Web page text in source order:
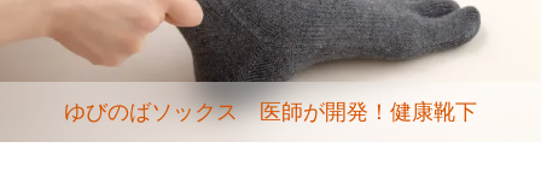
ゆびのばソックス 医師が開発！健康靴下